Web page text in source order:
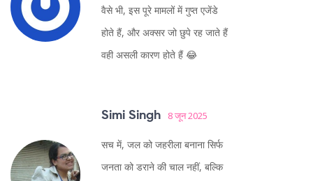
वैसे भी, इस पूरे मामलों में गुप्त एजेंडे
होते हैं, और अक्सर जो छुपे रह जाते हैं
वही असली कारण होते हैं 😂
Simi Singh 8 जून 2025
सच में, जल को जहरीला बनाना सिर्फ
जनता को डराने की चाल नहीं, बल्कि